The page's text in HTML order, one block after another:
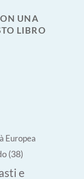
UNA
LIBRO
Europea
(38)
e